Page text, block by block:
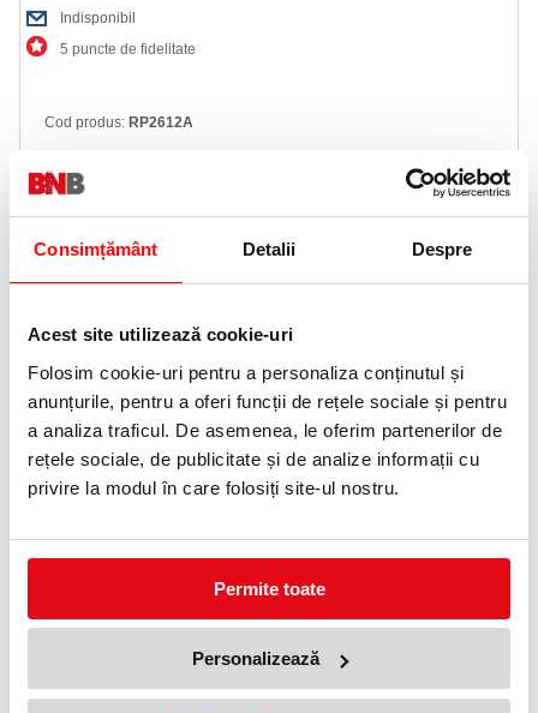
Consimțământ Detalii Despre
Acest site utilizează cookie-uri
Folosim cookie-uri pentru a personaliza conținutul și
anunțurile, pentru a oferi funcții de rețele sociale și pentru
a analiza traficul. De asemenea, le oferim partenerilor de
rețele sociale, de publicitate și de analize informații cu
privire la modul în care folosiți site-ul nostru.
Permite toate
Personalizează
Indisponibil
5 puncte de fidelitate
Cod produs: RP2612A
Adauga in wishlist
Rola de pret 26 x 12 mm 1500 etichete/rola alba.
PRODUSE SIMILARE